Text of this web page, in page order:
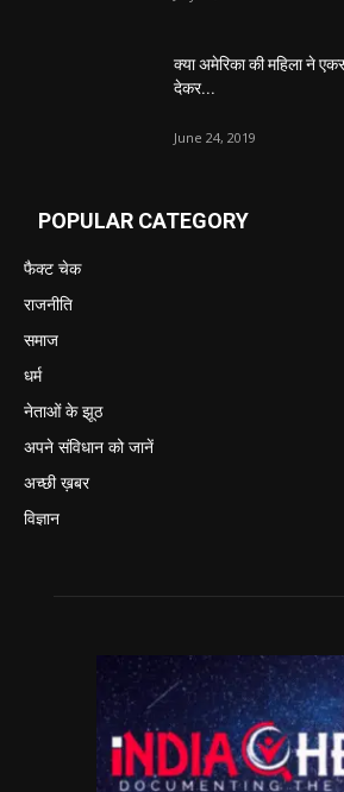
क्या अमेरिका की महिला ने
देकर...
June 24, 2019
POPULAR CATEGORY
फैक्ट चेक
राजनीति
समाज
धर्म
नेताओं के झूठ
अपने संविधान को जानें
अच्छी ख़बर
विज्ञान